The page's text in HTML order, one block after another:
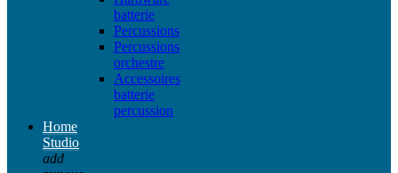
batterie
Percussions
Percussions
orchestre
Accessoires
batterie
percussion
Home
Studio
add